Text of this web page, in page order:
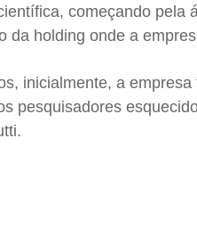
começando pela
da holding onde a
inicialmente, a
pesquisadores